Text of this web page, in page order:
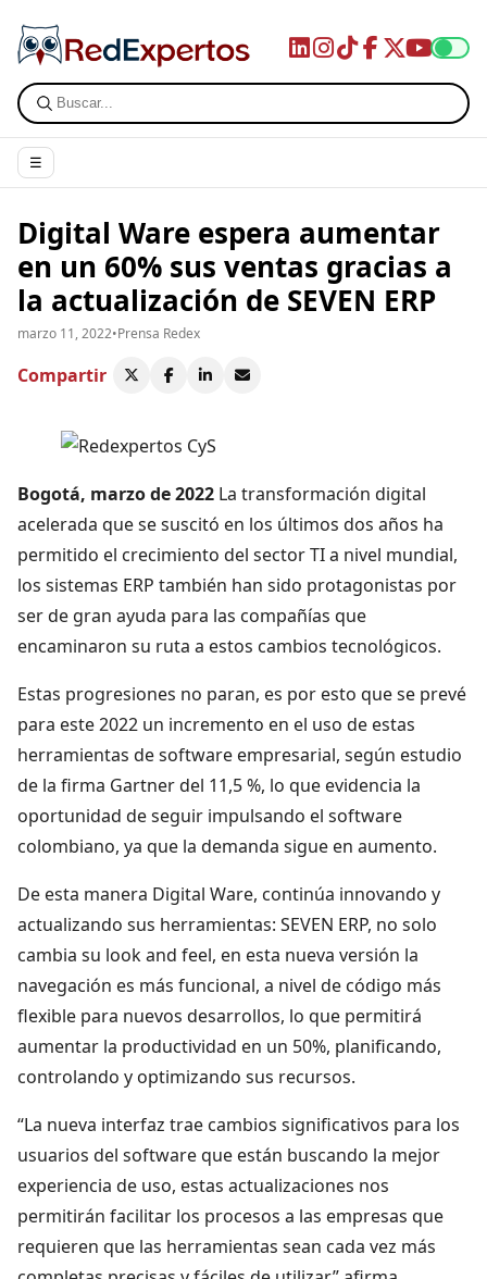
☰
Digital Ware espera aumentar
en un 60% sus ventas gracias a
la actualización de SEVEN ERP
marzo 11, 2022•Prensa Redex
Compartir
Bogotá, marzo de 2022 La transformación digital
acelerada que se suscitó en los últimos dos años ha
permitido el crecimiento del sector TI a nivel mundial,
los sistemas ERP también han sido protagonistas por
ser de gran ayuda para las compañías que
encaminaron su ruta a estos cambios tecnológicos.
Estas progresiones no paran, es por esto que se prevé
para este 2022 un incremento en el uso de estas
herramientas de software empresarial, según estudio
de la firma Gartner del 11,5 %, lo que evidencia la
oportunidad de seguir impulsando el software
colombiano, ya que la demanda sigue en aumento.
De esta manera Digital Ware, continúa innovando y
actualizando sus herramientas: SEVEN ERP, no solo
cambia su look and feel, en esta nueva versión la
navegación es más funcional, a nivel de código más
flexible para nuevos desarrollos, lo que permitirá
aumentar la productividad en un 50%, planificando,
controlando y optimizando sus recursos.
“La nueva interfaz trae cambios significativos para los
usuarios del software que están buscando la mejor
experiencia de uso, estas actualizaciones nos
permitirán facilitar los procesos a las empresas que
requieren que las herramientas sean cada vez más